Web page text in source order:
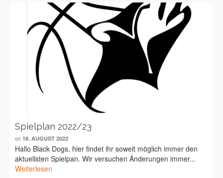
Spielplan 2022/23
on 18. AUGUST 2022
Hallo Black Dogs, hier findet ihr soweit möglich immer den
aktuellsten Spielpan. Wir versuchen Änderungen immer...
Weiterlesen